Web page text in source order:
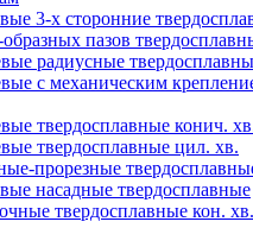
3-х сторонние
пазов
радиусные
с механическим
твердосплавные конич.
твердосплавные цил. хв.
прорезные
насадные твердосплавные
твердосплавные кон. хв.